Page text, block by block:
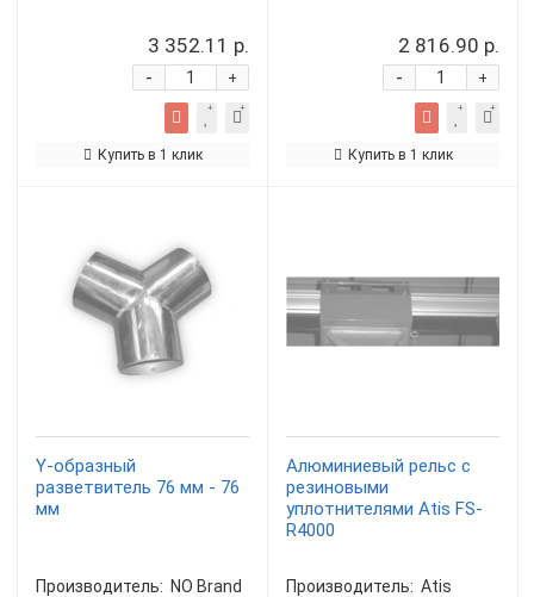
3 352.11 р.
+
-
Купить в 1 клик
2 816.90 р.
+
-
Купить в 1 клик
Y-образный
разветвитель 76 мм - 76
мм
Производитель: NO Brand
Алюминиевый рельс с
резиновыми
уплотнителями Atis FS-
R4000
Производитель: Atis